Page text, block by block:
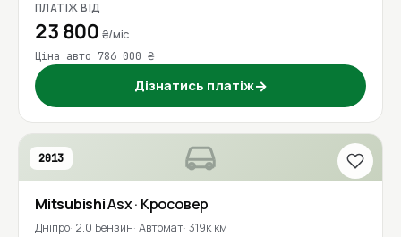
ПЛАТІЖ ВІД
23 800 ₴/міс
Ціна авто 786 000 ₴
Дізнатись платіж→
2013
MitsubishiAsx· Кросовер
Дніпро 2.0 Бензин Автомат 319к км